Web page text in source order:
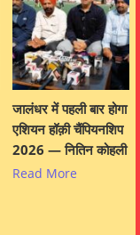
जालंधर में पहली बार होगा
एशियन हॉक़ी चैंपियनशिप
2026 — नितिन कोहली
Read More